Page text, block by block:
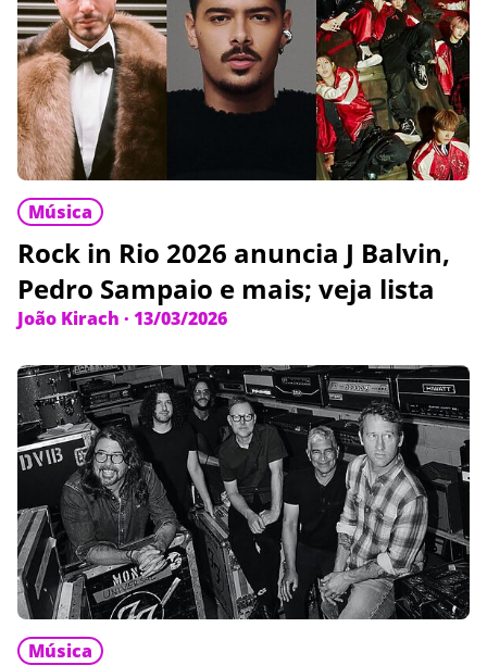
Música
Rock in Rio 2026 anuncia J Balvin,
Pedro Sampaio e mais; veja lista
João Kirach · 13/03/2026
Música